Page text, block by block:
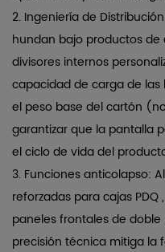
calidad
de
impresión.
4
Impulsores
psicológicos
y
optimización
de
la
conversión
2. Ingeniería de
hundan bajo productos
divisores internos
capacidad de carga de las
el peso base del cartón
garantizar que la pantalla
el ciclo de vida del
3. Funciones anticolapso:
reforzadas para cajas PDQ
paneles frontales de
precisión técnica mitiga la